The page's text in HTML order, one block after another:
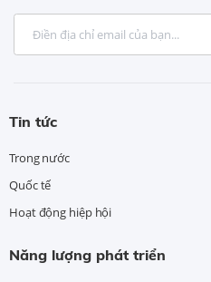
Tin tức
Trong nước
Quốc tế
Hoạt động hiệp hội
Năng lượng phát triển